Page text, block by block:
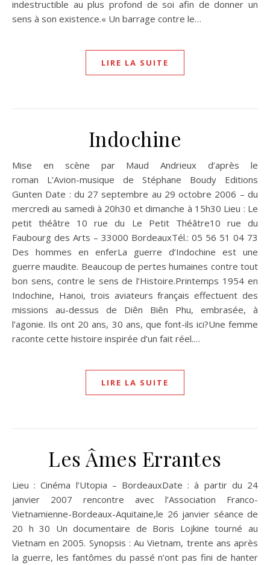
indestructible au plus profond de soi afin de donner un
sens à son existence.« Un barrage contre le…
LIRE LA SUITE
Indochine
Mise en scène par Maud Andrieux d’après le
roman L’Avion-musique de Stéphane Boudy Editions
Gunten Date : du 27 septembre au 29 octobre 2006 – du
mercredi au samedi à 20h30 et dimanche à 15h30 Lieu : Le
petit théâtre 10 rue du Le Petit Théâtre10 rue du
Faubourg des Arts – 33000 BordeauxTél.: 05 56 51 04 73
Des hommes en enferLa guerre d’Indochine est une
guerre maudite. Beaucoup de pertes humaines contre tout
bon sens, contre le sens de l’Histoire.Printemps 1954 en
Indochine, Hanoi, trois aviateurs français effectuent des
missions au-dessus de Diên Biên Phu, embrasée, à
l’agonie. Ils ont 20 ans, 30 ans, que font-ils ici?Une femme
raconte cette histoire inspirée d’un fait réel.…
LIRE LA SUITE
Les Âmes Errantes
Lieu : Cinéma l’Utopia – BordeauxDate : à partir du 24
janvier 2007 rencontre avec l’Association Franco-
Vietnamienne-Bordeaux-Aquitaine,le 26 janvier séance de
20 h 30 Un documentaire de Boris Lojkine tourné au
Vietnam en 2005. Synopsis : Au Vietnam, trente ans après
la guerre, les fantômes du passé n’ont pas fini de hanter